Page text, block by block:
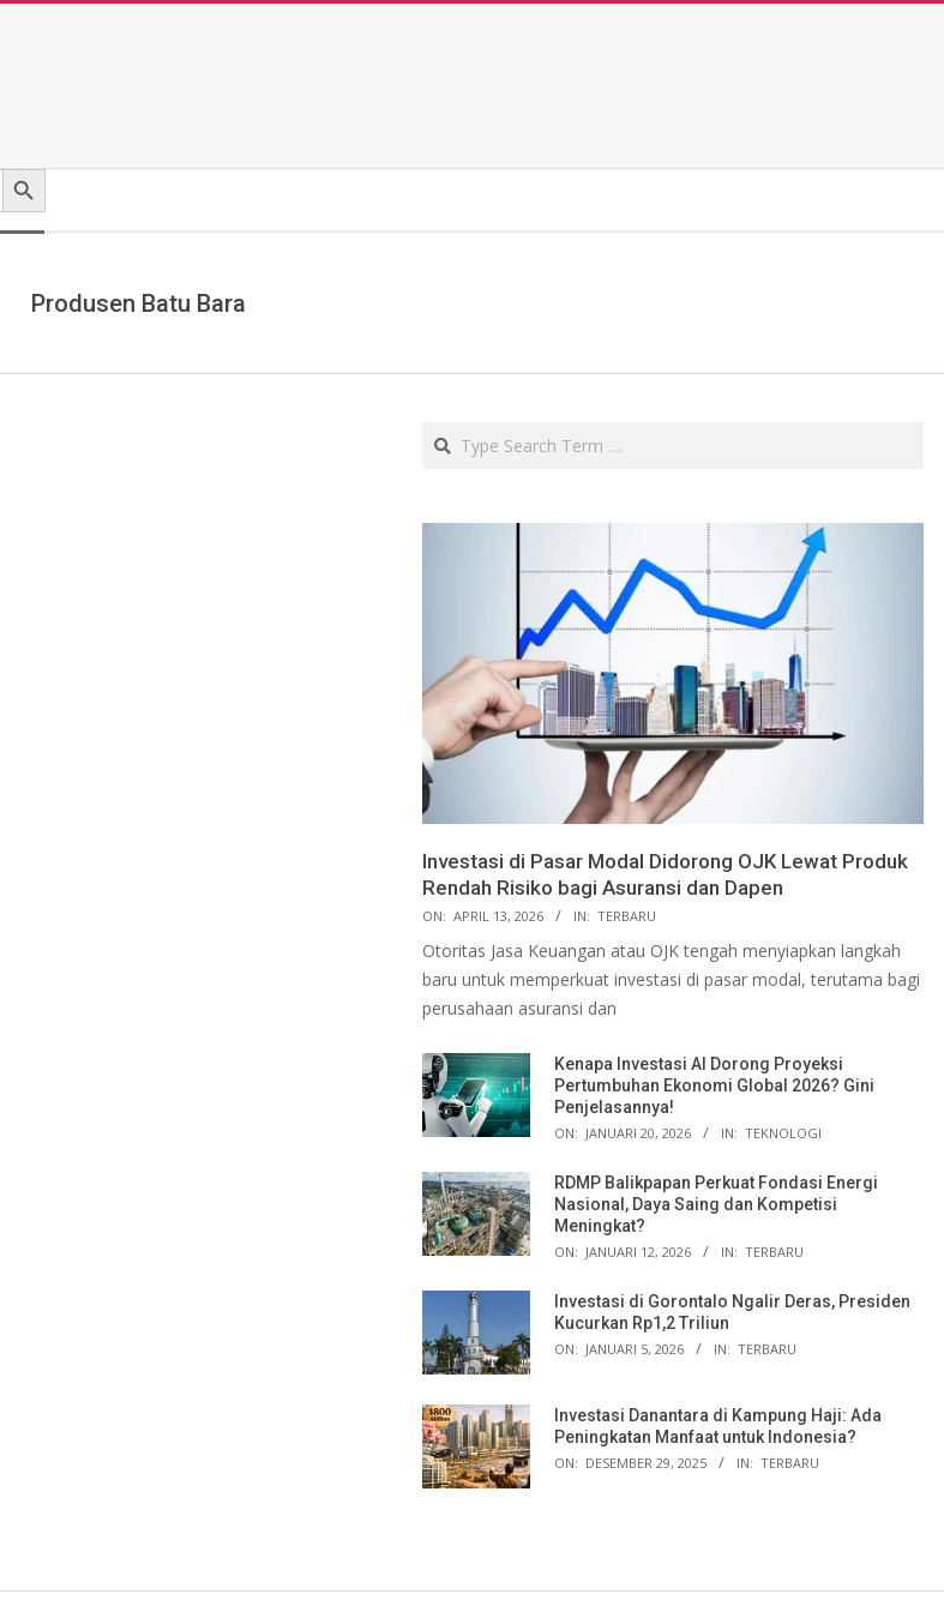
Search Button
Produsen Batu Bara
Search
Investasi di Pasar Modal Didorong OJK Lewat Produk
Rendah Risiko bagi Asuransi dan Dapen
ON: APRIL 13, 2026 IN: TERBARU
Otoritas Jasa Keuangan atau OJK tengah menyiapkan langkah
baru untuk memperkuat investasi di pasar modal, terutama bagi
perusahaan asuransi dan
Kenapa Investasi AI Dorong Proyeksi
Pertumbuhan Ekonomi Global 2026? Gini
Penjelasannya!
ON: JANUARI 20, 2026 IN: TEKNOLOGI
RDMP Balikpapan Perkuat Fondasi Energi
Nasional, Daya Saing dan Kompetisi
Meningkat?
ON: JANUARI 12, 2026 IN: TERBARU
Investasi di Gorontalo Ngalir Deras, Presiden
Kucurkan Rp1,2 Triliun
ON: JANUARI 5, 2026 IN: TERBARU
Investasi Danantara di Kampung Haji: Ada
Peningkatan Manfaat untuk Indonesia?
ON: DESEMBER 29, 2025 IN: TERBARU